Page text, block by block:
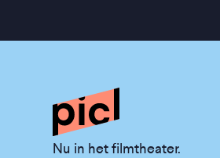
Nu in het filmtheater.